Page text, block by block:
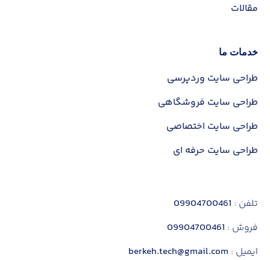
ثبت سفارش با پرداخت
مقالات
خدمات ما
طراحی سایت وردپرسی
طراحی سایت فروشگاهی
طراحی سایت اختصاصی
طراحی سایت حرفه ای
تلفن : 09904700461
فروش : 09904700461
ایمیل : berkeh.tech@gmail.com